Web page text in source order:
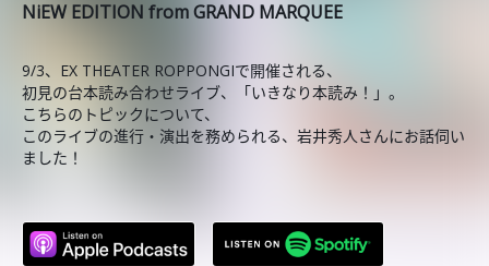
NiEW EDITION from GRAND MARQUEE
9/3、EX THEATER ROPPONGIで開催される、
初見の台本読み合わせライブ、「いきなり本読み！」。
こちらのトピックについて、
このライブの進行・演出を務められる、岩井秀人さんにお話伺い
ました！